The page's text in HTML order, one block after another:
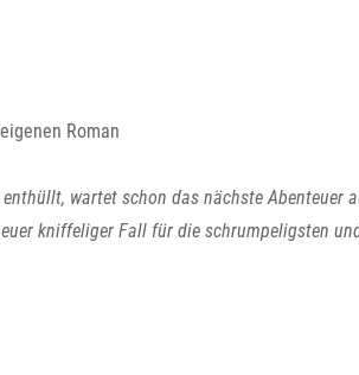
Roman
wartet schon das nächste Abenteuer
kniffeliger Fall für die schrumpeligsten